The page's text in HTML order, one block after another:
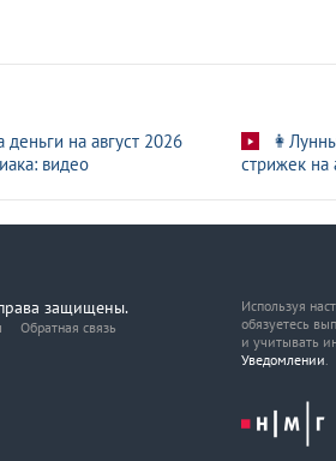
деньги на август 2026
видео
стрижек на
защищены.
Обратная связь
Используя
обязуетесь
и учитывать
Уведомлении.